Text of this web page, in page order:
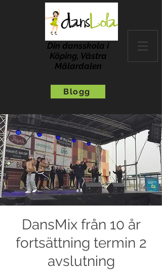
Din dansskola i
Köping, Västra
Mälardalen
Blogg
DansMix från 10 år
fortsättning termin 2
avslutning